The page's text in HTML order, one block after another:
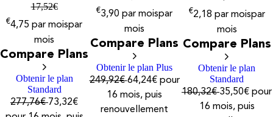
17,52€
€4,75 par moispar
mois
Compare Plans
Obtenir le plan
Standard
277,76€73,32€
€3,90 par moispar
mois
Compare Plans
Obtenir le plan Plus
249,92€64,24€ pour
16 mois, puis
renouvellement
€2,18 par moispar
mois
Compare Plans
Obtenir le plan
Standard
180,32€35,50€ pour
16 mois, puis